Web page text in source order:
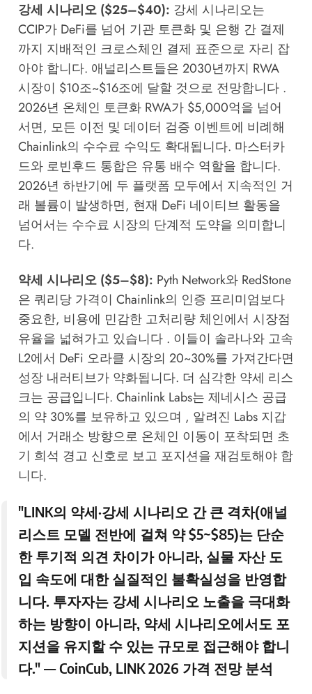
강세 시나리오 ($25–$40): 강세 시나리오는
CCIP가 DeFi를 넘어 기관 토큰화 및 은행 간 결제
까지 지배적인 크로스체인 결제 표준으로 자리 잡
아야 합니다. 애널리스트들은 2030년까지 RWA
시장이 $10조~$16조에 달할 것으로 전망합니다 .
2026년 온체인 토큰화 RWA가 $5,000억을 넘어
서면, 모든 이전 및 데이터 검증 이벤트에 비례해
Chainlink의 수수료 수익도 확대됩니다. 마스터카
드와 로빈후드 통합은 유통 배수 역할을 합니다.
2026년 하반기에 두 플랫폼 모두에서 지속적인 거
래 볼륨이 발생하면, 현재 DeFi 네이티브 활동을
넘어서는 수수료 시장의 단계적 도약을 의미합니
다.
약세 시나리오 ($5–$8): Pyth Network와 RedStone
은 쿼리당 가격이 Chainlink의 인증 프리미엄보다
중요한, 비용에 민감한 고처리량 체인에서 시장점
유율을 넓혀가고 있습니다 . 이들이 솔라나와 고속
L2에서 DeFi 오라클 시장의 20~30%를 가져간다면
성장 내러티브가 약화됩니다. 더 심각한 약세 리스
크는 공급입니다. Chainlink Labs는 제네시스 공급
의 약 30%를 보유하고 있으며 , 알려진 Labs 지갑
에서 거래소 방향으로 온체인 이동이 포착되면 초
기 희석 경고 신호로 보고 포지션을 재검토해야 합
니다.
"LINK의 약세·강세 시나리오 간 큰 격차(애널
리스트 모델 전반에 걸쳐 약 $5~$85)는 단순
한 투기적 의견 차이가 아니라, 실물 자산 도
입 속도에 대한 실질적인 불확실성을 반영합
니다. 투자자는 강세 시나리오 노출을 극대화
하는 방향이 아니라, 약세 시나리오에서도 포
지션을 유지할 수 있는 규모로 접근해야 합니
다." —CoinCub, LINK 2026 가격 전망 분석